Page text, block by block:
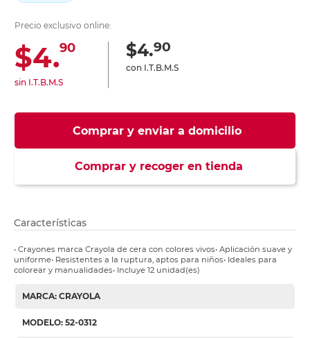
Precio exclusivo online:
$4.90
sin I.T.B.M.S
$4.90
con I.T.B.M.S
Comprar y enviar a domicilio
Comprar y recoger en tienda
Características
• Crayones marca Crayola de cera con colores vivos• Aplicación suave y
uniforme• Resistentes a la ruptura, aptos para niños• Ideales para
colorear y manualidades• Incluye 12 unidad(es)
MARCA: CRAYOLA
MODELO: 52-0312